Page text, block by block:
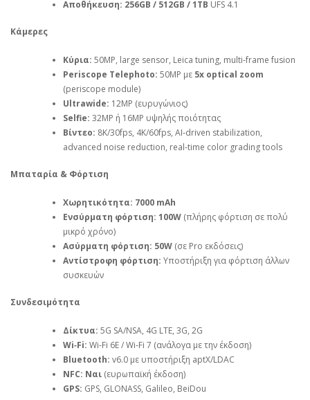
Αποθήκευση: 256GB / 512GB / 1TB UFS 4.1
Κάμερες
Κύρια: 50MP, large sensor, Leica tuning, multi‑frame fusion
Periscope Telephoto: 50MP με 5x optical zoom
(periscope module)
Ultrawide: 12MP (ευρυγώνιος)
Selfie: 32MP ή 16MP υψηλής ποιότητας
Βίντεο: 8K/30fps, 4K/60fps, AI‑driven stabilization,
advanced noise reduction, real‑time color grading tools
Μπαταρία & Φόρτιση
Χωρητικότητα: 7000 mAh
Ενσύρματη φόρτιση: 100W (πλήρης φόρτιση σε πολύ
μικρό χρόνο)
Ασύρματη φόρτιση: 50W (σε Pro εκδόσεις)
Αντίστροφη φόρτιση: Υποστήριξη για φόρτιση άλλων
συσκευών
Συνδεσιμότητα
Δίκτυα: 5G SA/NSA, 4G LTE, 3G, 2G
Wi‑Fi: Wi‑Fi 6E / Wi‑Fi 7 (ανάλογα με την έκδοση)
Bluetooth: v6.0 με υποστήριξη aptX/LDAC
NFC: Ναι (ευρωπαϊκή έκδοση)
GPS: GPS, GLONASS, Galileo, BeiDou